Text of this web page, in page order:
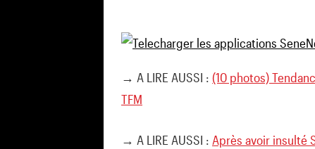
→ A LIRE AUSSI : (10 photos)
TFM
→ A LIRE AUSSI : Après avoir insulté